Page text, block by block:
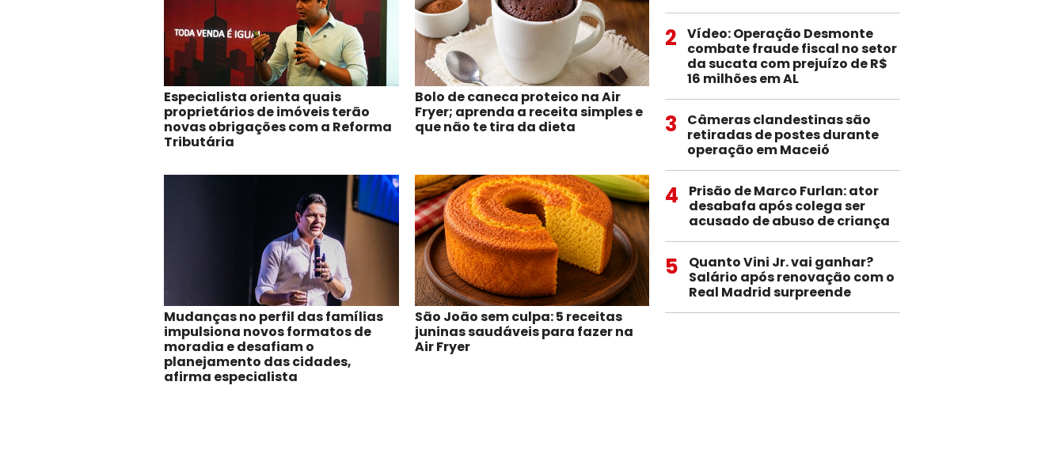
Especialista orienta quais
proprietários de imóveis terão
novas obrigações com a Reforma
Tributária
Bolo de caneca proteico na Air
Fryer; aprenda a receita simples e
que não te tira da dieta
Mudanças no perfil das famílias
impulsiona novos formatos de
moradia e desafiam o
planejamento das cidades,
afirma especialista
São João sem culpa: 5 receitas
juninas saudáveis para fazer na
Air Fryer
2
Vídeo: Operação Desmonte
combate fraude fiscal no setor
da sucata com prejuízo de R$
16 milhões em AL
3
Câmeras clandestinas são
retiradas de postes durante
operação em Maceió
4
Prisão de Marco Furlan: ator
desabafa após colega ser
acusado de abuso de criança
5
Quanto Vini Jr. vai ganhar?
Salário após renovação com o
Real Madrid surpreende